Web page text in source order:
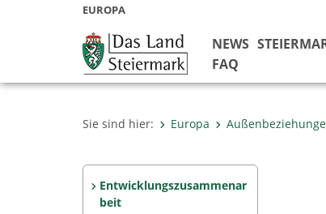
EUROPA
NEWS
FAQ
Sie sind hier: Europa
Entwicklungszusammenar
beit